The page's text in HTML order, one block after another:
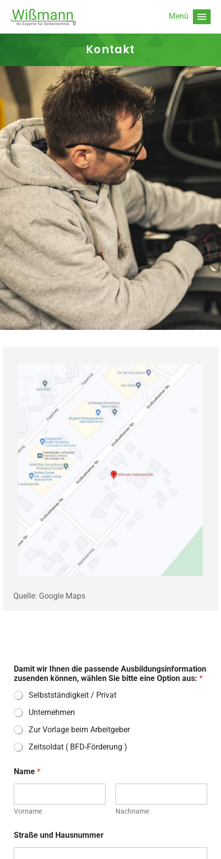
Kontakt
Quelle: Google Maps
Damit wir Ihnen die passende Ausbildungsinformation
zusenden können, wählen Sie bitte eine Option aus: *
Selbstständigkeit / Privat
Unternehmen
Zur Vorlage beim Arbeitgeber
Zeitsoldat ( BFD-Förderung )
Name *
Vorname Nachname
Straße und Hausnummer